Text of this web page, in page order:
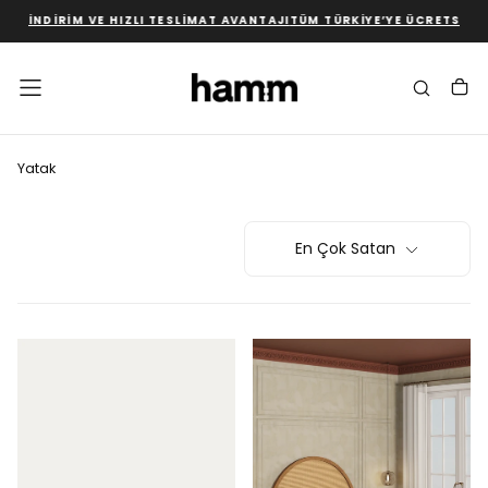
İÇERIĞE
GEÇ
VE HIZLI TESLIMAT AVANTAJITÜM TÜRKIYE’YE ÜCRETSIZ
Yatak
En Çok Satan